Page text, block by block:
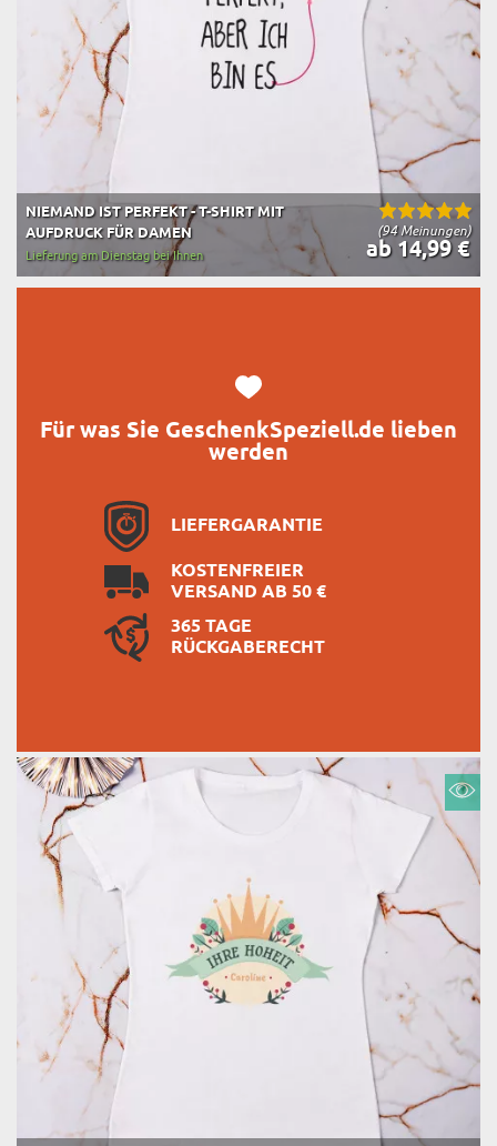
(94 Meinungen)
NIEMAND IST PERFEKT - T-SHIRT MIT
AUFDRUCK FÜR DAMEN
ab 14,99 €
Lieferung am Dienstag bei Ihnen
Für was Sie GeschenkSpeziell.de lieben
werden
LIEFERGARANTIE
KOSTENFREIER
VERSAND AB 50 €
365 TAGE
RÜCKGABERECHT